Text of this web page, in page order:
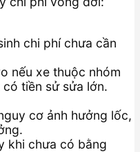
chi phí chưa cần
nếu xe thuộc nhóm
tiền sử sửa lớn.
cơ ảnh hưởng lốc,
khi chưa có bằng